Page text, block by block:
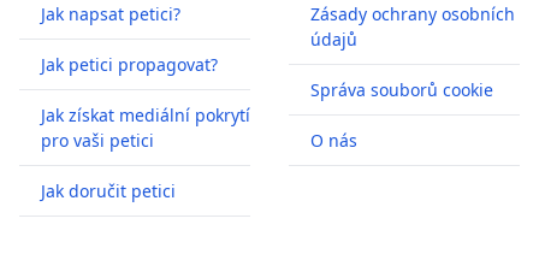
Jak napsat petici?
Jak petici propagovat?
Jak získat mediální pokrytí
pro vaši petici
Jak doručit petici
Zásady ochrany osobních
údajů
Správa souborů cookie
O nás